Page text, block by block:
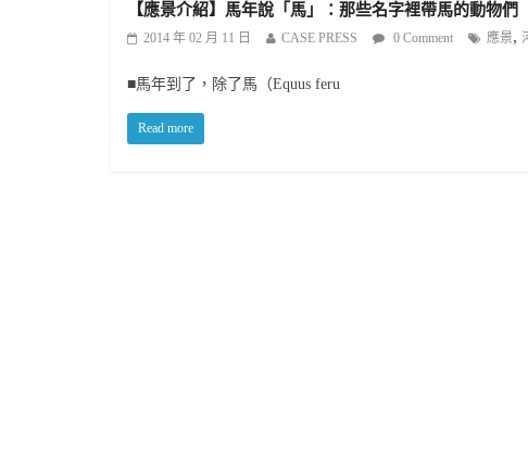
【應景介紹】馬年說「馬」：那些名字裡帶馬的動物們
2014 年 02 月 11 日 CASE PRESS 0 Comment 應景,
■馬年到了，除了馬（Equus feru
Read more